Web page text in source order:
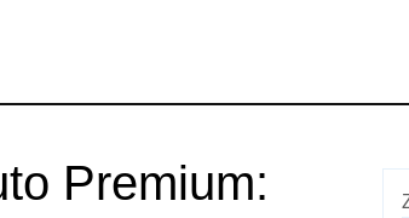
Premium: